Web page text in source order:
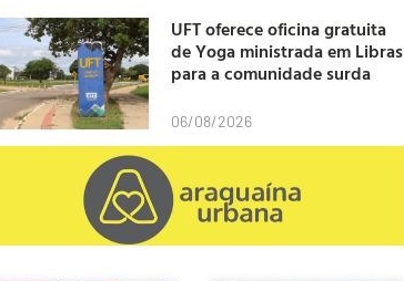
UFT oferece oficina gratuita
de Yoga ministrada em Libras
para a comunidade surda
06/08/2026